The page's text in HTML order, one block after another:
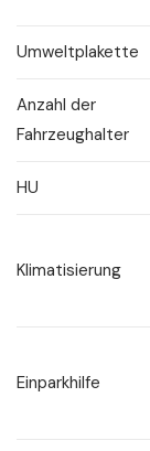
Umweltplakette
Anzahl der
Fahrzeughalter
HU
Klimatisierung
Einparkhilfe